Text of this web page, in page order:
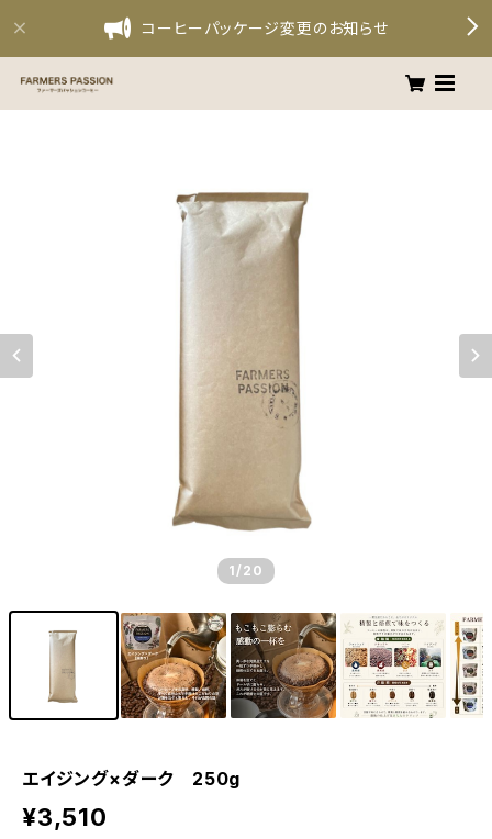
コーヒーパッケージ変更のお知らせ
1 /20
エイジング×ダーク 250g
¥3,510